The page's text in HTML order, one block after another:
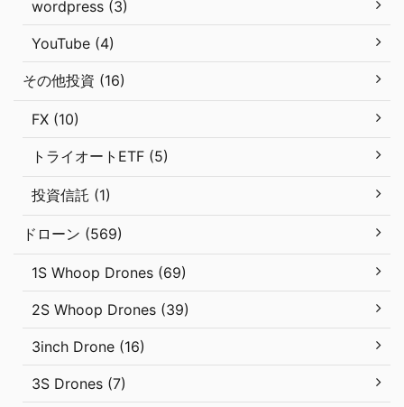
wordpress (3)
YouTube (4)
その他投資 (16)
FX (10)
トライオートETF (5)
投資信託 (1)
ドローン (569)
1S Whoop Drones (69)
2S Whoop Drones (39)
3inch Drone (16)
3S Drones (7)